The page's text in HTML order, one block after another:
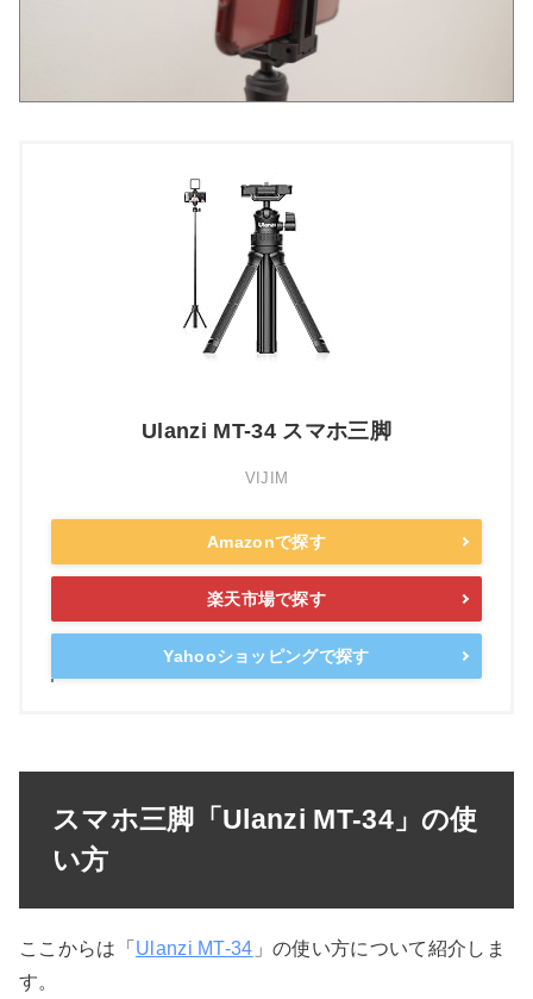
Ulanzi MT-34 スマホ三脚
VIJIM
Amazonで探す
楽天市場で探す
Yahooショッピングで探す
スマホ三脚「Ulanzi MT-34」の使
い方
ここからは「 Ulanzi MT-34 」の使い方について紹介しま
す。